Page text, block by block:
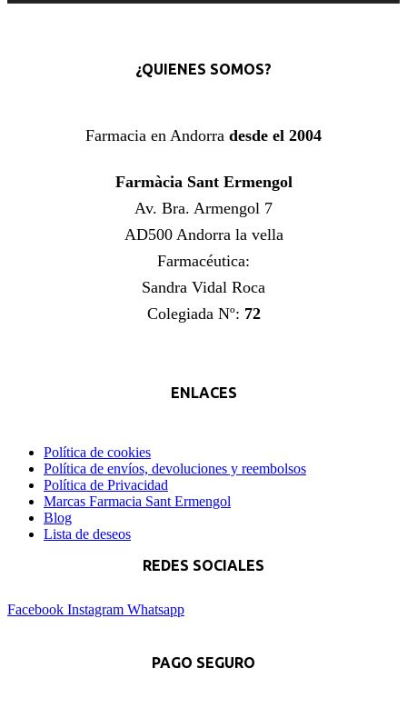
¿QUIENES SOMOS?
Farmacia en Andorra desde el 2004
Farmàcia Sant Ermengol
Av. Bra. Armengol 7
AD500 Andorra la vella
Farmacéutica:
Sandra Vidal Roca
Colegiada Nº: 72
ENLACES
Política de cookies
Política de envíos, devoluciones y reembolsos
Política de Privacidad
Marcas Farmacia Sant Ermengol
Blog
Lista de deseos
REDES SOCIALES
Facebook Instagram Whatsapp
PAGO SEGURO